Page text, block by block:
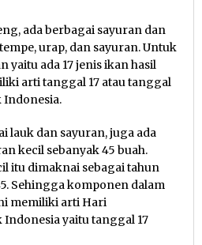
ada berbagai sayuran dan
urap, dan sayuran. Untuk
yaitu ada 17 jenis ikan hasil
arti tanggal 17 atau tanggal
Indonesia.
lauk dan sayuran, juga ada
kecil sebanyak 45 buah.
itu dimaknai sebagai tahun
Sehingga komponen dalam
memiliki arti Hari
yaitu tanggal 17